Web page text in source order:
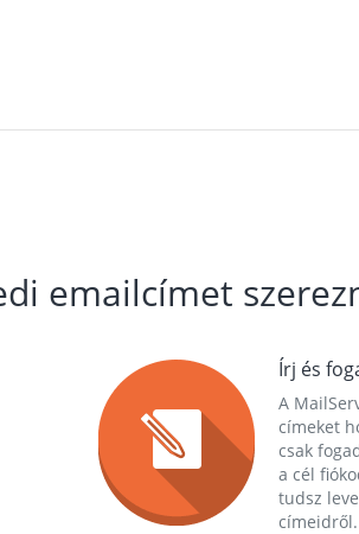
emailcímet
Írj és
A
címeket
csak
a cél
tudsz
címeidről.